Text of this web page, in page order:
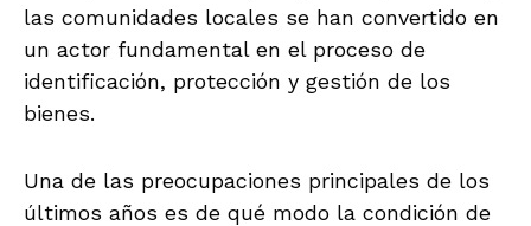
las comunidades locales se han convertido en
un actor fundamental en el proceso de
identificación, protección y gestión de los
bienes.
Una de las preocupaciones principales de los
últimos años es de qué modo la condición de